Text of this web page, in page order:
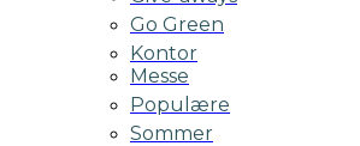
Go Green
Kontor
Messe
Populære
Sommer